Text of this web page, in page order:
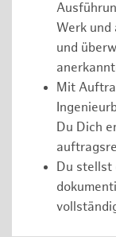
Werk und
und
Mit
Du Dich
Du stellst